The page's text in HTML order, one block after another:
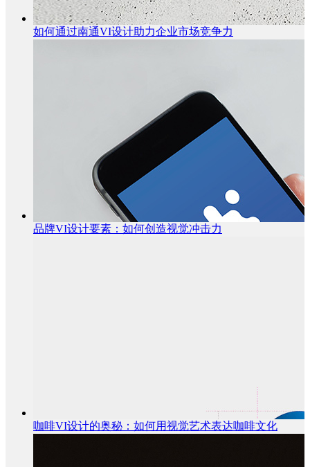
如何通过南通VI设计助力企业市场竞争力
品牌VI设计要素：如何创造视觉冲击力
咖啡VI设计的奥秘：如何用视觉艺术表达咖啡文化